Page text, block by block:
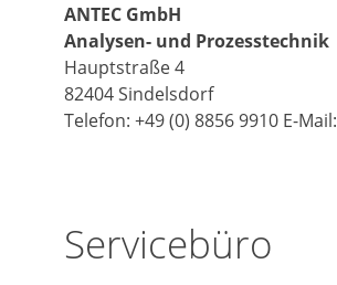
ANTEC GmbH
Analysen- und Prozesstechnik
Hauptstraße 4
82404 Sindelsdorf
Telefon: +49 (0) 8856 9910 E-Mail:
Servicebüro